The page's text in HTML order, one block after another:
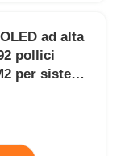
ad alta
pollici
per sistemi